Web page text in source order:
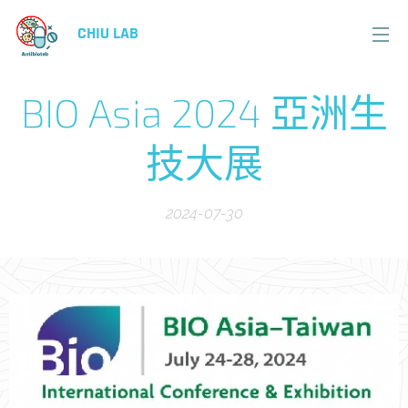
CHIU LAB
BIO Asia 2024 亞洲生
技大展
2024-07-30